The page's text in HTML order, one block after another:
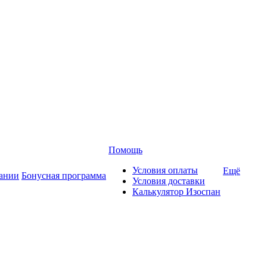
Бонусная программа
Помощь
Условия оплаты
Условия доставки
Калькулятор Изоспан
Ещё